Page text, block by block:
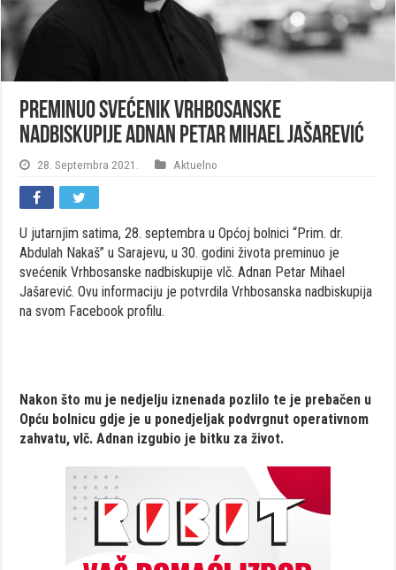
Preminuo svećenik Vrhbosanske
nadbiskupije Adnan Petar Mihael Jašarević
28. Septembra 2021. Aktuelno
U jutarnjim satima, 28. septembra u Općoj bolnici “Prim. dr.
Abdulah Nakaš” u Sarajevu, u 30. godini života preminuo je
svećenik Vrhbosanske nadbiskupije vlč. Adnan Petar Mihael
Jašarević. Ovu informaciju je potvrdila Vrhbosanska nadbiskupija
na svom Facebook profilu.
Nakon što mu je nedjelju iznenada pozlilo te je prebačen u
Opću bolnicu gdje je u ponedjeljak podvrgnut operativnom
zahvatu, vlč. Adnan izgubio je bitku za život.